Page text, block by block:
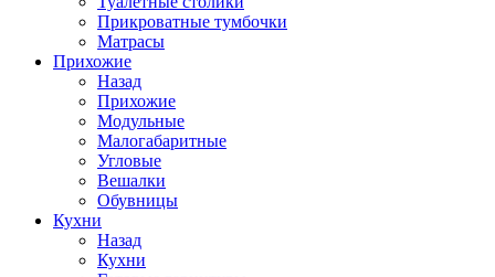
Прикроватные тумбочки
Матрасы
Прихожие
Назад
Прихожие
Модульные
Малогабаритные
Угловые
Вешалки
Обувницы
Кухни
Назад
Кухни